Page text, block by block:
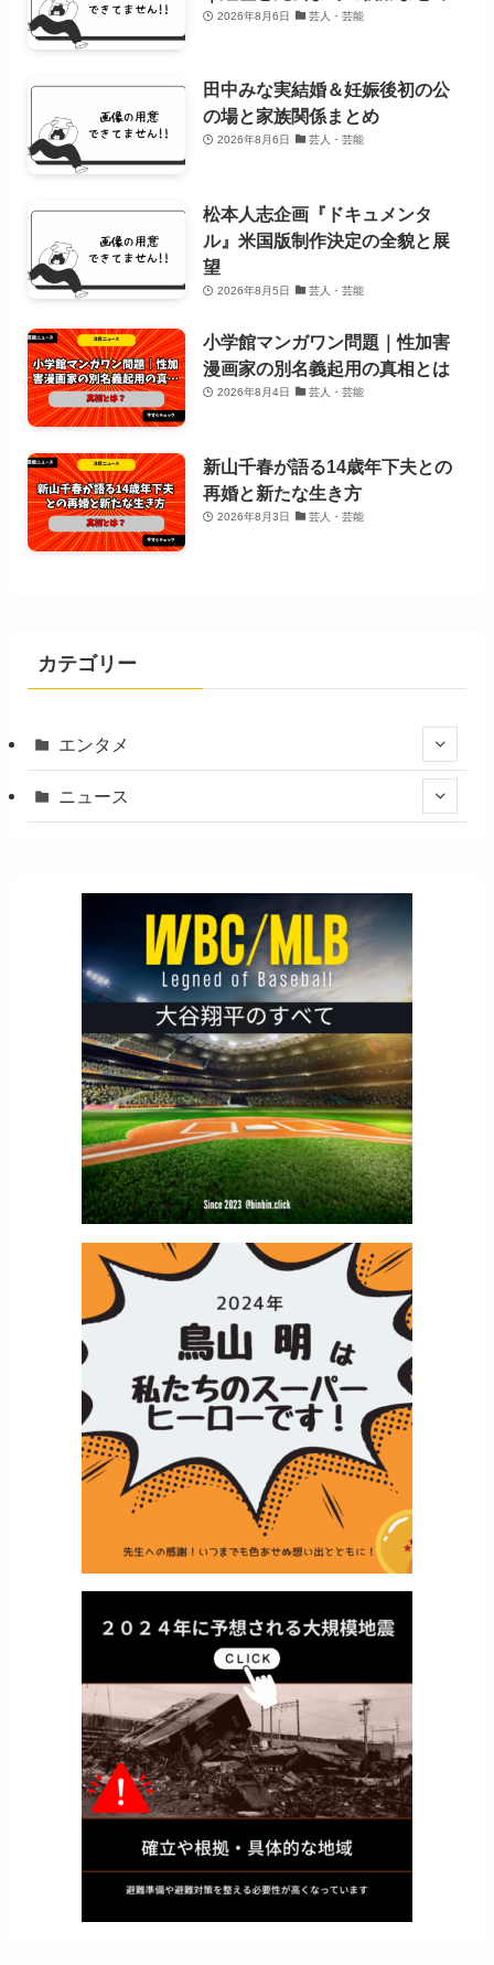
2026年8月6日 芸人・芸能
田中みな実結婚＆妊娠後初の公
の場と家族関係まとめ
2026年8月6日 芸人・芸能
松本人志企画『ドキュメンタ
ル』米国版制作決定の全貌と展
望
2026年8月5日 芸人・芸能
小学館マンガワン問題｜性加害
漫画家の別名義起用の真相とは
2026年8月4日 芸人・芸能
新山千春が語る14歳年下夫との
再婚と新たな生き方
2026年8月3日 芸人・芸能
カテゴリー
エンタメ
ニュース